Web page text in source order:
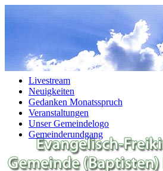
Navigation überspringen
Livestream
Neuigkeiten
Gedanken Monatsspruch
Veranstaltungen
Unser Gemeindelogo
Gemeinderundgang